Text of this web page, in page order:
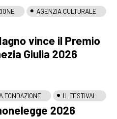
AGENZIA CULTURALE
vince il Premio
Giulia 2026
FONDAZIONE IL FESTIVAL
2026